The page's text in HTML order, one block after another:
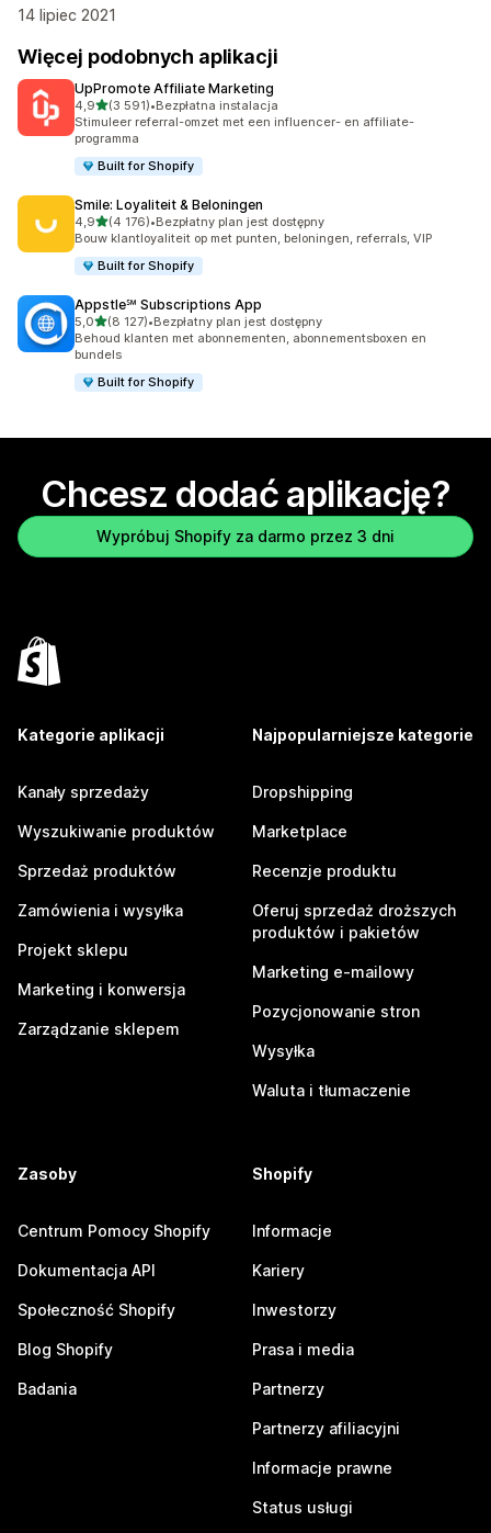
14 lipiec 2021
Więcej podobnych aplikacji
UpPromote Affiliate Marketing
4,9na 5 gwiazdek
(3 591)
Łączna liczba recenzji: 3591
•Bezpłatna instalacja
Stimuleer referral-omzet met een influencer- en affiliate-
programma
Built for Shopify
Smile: Loyaliteit & Beloningen
4,9na 5 gwiazdek
(4 176)
Łączna liczba recenzji: 4176
•Bezpłatny plan jest dostępny
Bouw klantloyaliteit op met punten, beloningen, referrals, VIP
Built for Shopify
Appstle℠ Subscriptions App
5,0na 5 gwiazdek
(8 127)
Łączna liczba recenzji: 8127
•Bezpłatny plan jest dostępny
Behoud klanten met abonnementen, abonnementsboxen en
bundels
Built for Shopify
Chcesz dodać aplikację?
Wypróbuj Shopify za darmo przez 3 dni
Kategorie aplikacji
Kanały sprzedaży
Wyszukiwanie produktów
Sprzedaż produktów
Zamówienia i wysyłka
Projekt sklepu
Marketing i konwersja
Zarządzanie sklepem
Najpopularniejsze kategorie
Dropshipping
Marketplace
Recenzje produktu
Oferuj sprzedaż droższych
produktów i pakietów
Marketing e-mailowy
Pozycjonowanie stron
Wysyłka
Waluta i tłumaczenie
Zasoby
Centrum Pomocy Shopify
Dokumentacja API
Społeczność Shopify
Blog Shopify
Badania
Shopify
Informacje
Kariery
Inwestorzy
Prasa i media
Partnerzy
Partnerzy afiliacyjni
Informacje prawne
Status usługi